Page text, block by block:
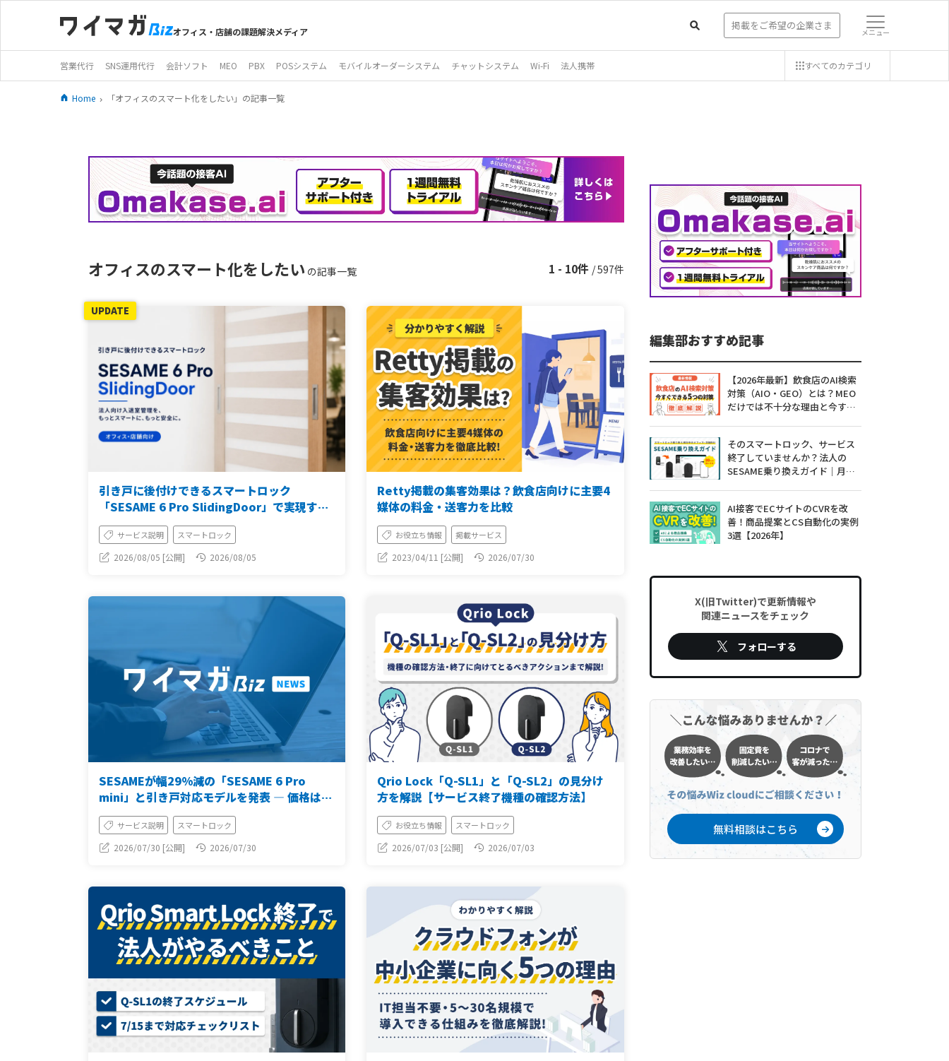
オフィス・店舗の課題解決メディア 掲載をご希望の企業さま メニュー
営業代行 SNS運用代行 会計ソフト MEO PBX POSシステム モバイルオーダーシステム チャットシステム Wi-Fi 法人携帯 すべてのカテゴリ
Home 「オフィスのスマート化をしたい」の記事一覧
オフィスのスマート化をしたい の記事一覧 1 - 10件 / 597件
引き戸に後付けできるスマートロック
「SESAME 6 Pro SlidingDoor」で実現する
法人向け入退室管理【オフィス・店舗向け】
サービス説明 スマートロック
2026/08/05 [公開] 2026/08/05
Retty掲載の集客効果は？飲食店向けに主要4
媒体の料金・送客力を比較
お役立ち情報 掲載サービス
2023/04/11 [公開] 2026/07/30
SESAMEが幅29%減の「SESAME 6 Pro
mini」と引き戸対応モデルを発表 ― 価格は
4,928円据え置き
サービス説明 スマートロック
2026/07/30 [公開] 2026/07/30
Qrio Lock「Q-SL1」と「Q-SL2」の見分け
方を解説【サービス終了機種の確認方法】
お役立ち情報 スマートロック
2026/07/03 [公開] 2026/07/03
編集部おすすめ記事
【2026年最新】飲食店のAI検索
対策（AIO・GEO）とは？MEO
だけでは不十分な理由と今すぐ
そのスマートロック、サービス
終了していませんか？法人の
SESAME乗り換えガイド｜月額0
AI接客でECサイトのCVRを改
善！商品提案とCS自動化の実例
3選【2026年】
X(旧Twitter)で更新情報や
関連ニュースをチェック
フォローする
無料相談はこちら